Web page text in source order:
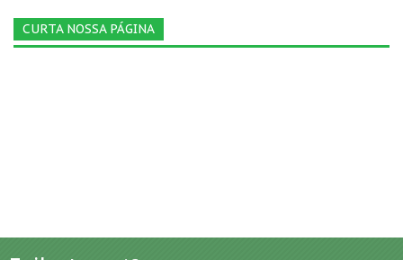
CURTA NOSSA PÁGINA